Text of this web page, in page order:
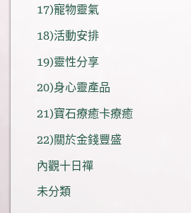
17)寵物靈氣
18)活動安排
19)靈性分享
20)身心靈產品
21)寶石療癒卡療癒
22)關於金錢豐盛
內觀十日禪
未分類